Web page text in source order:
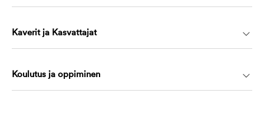
Kaverit ja Kasvattajat
Koulutus ja oppiminen